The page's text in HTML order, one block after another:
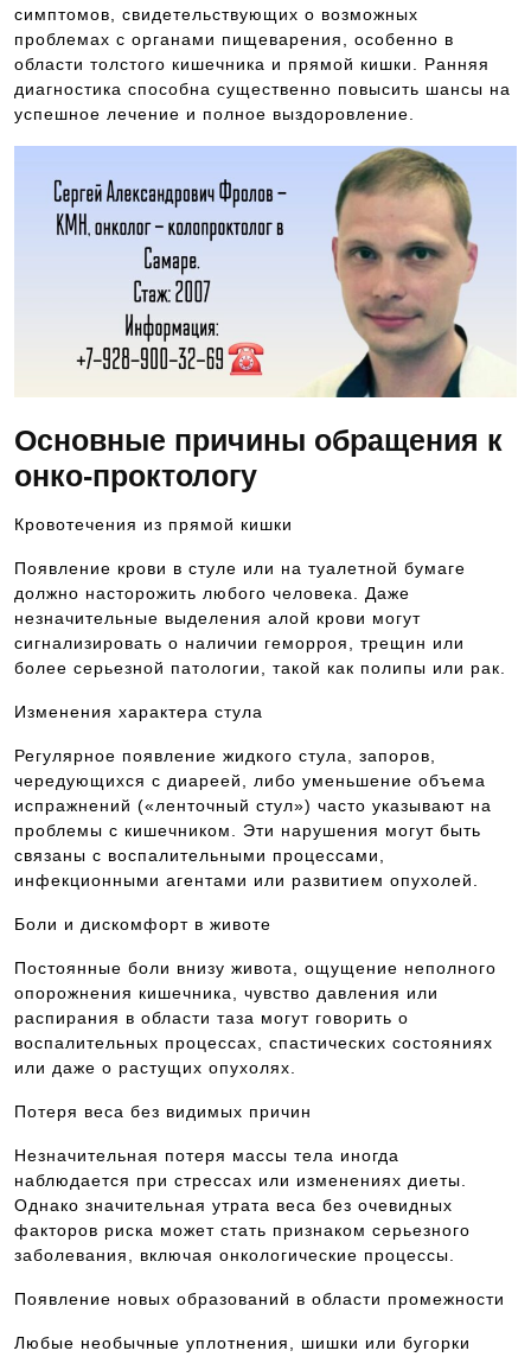
симптомов, свидетельствующих о возможных
проблемах с органами пищеварения, особенно в
области толстого кишечника и прямой кишки. Ранняя
диагностика способна существенно повысить шансы на
успешное лечение и полное выздоровление.
Основные причины обращения к
онко-проктологу
Кровотечения из прямой кишки
Появление крови в стуле или на туалетной бумаге
должно насторожить любого человека. Даже
незначительные выделения алой крови могут
сигнализировать о наличии геморроя, трещин или
более серьезной патологии, такой как полипы или рак.
Изменения характера стула
Регулярное появление жидкого стула, запоров,
чередующихся с диареей, либо уменьшение объема
испражнений («ленточный стул») часто указывают на
проблемы с кишечником. Эти нарушения могут быть
связаны с воспалительными процессами,
инфекционными агентами или развитием опухолей.
Боли и дискомфорт в животе
Постоянные боли внизу живота, ощущение неполного
опорожнения кишечника, чувство давления или
распирания в области таза могут говорить о
воспалительных процессах, спастических состояниях
или даже о растущих опухолях.
Потеря веса без видимых причин
Незначительная потеря массы тела иногда
наблюдается при стрессах или изменениях диеты.
Однако значительная утрата веса без очевидных
факторов риска может стать признаком серьезного
заболевания, включая онкологические процессы.
Появление новых образований в области промежности
Любые необычные уплотнения, шишки или бугорки